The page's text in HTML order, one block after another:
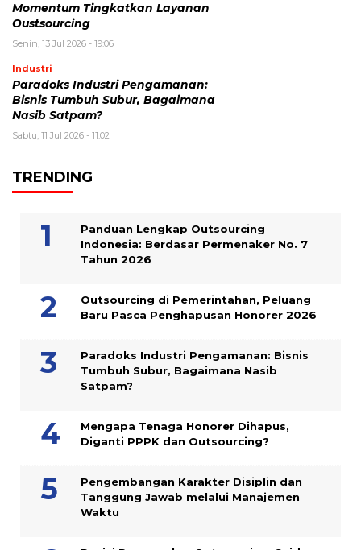
Momentum Tingkatkan Layanan
Oustsourcing
Senin, 13 Jul 2026 - 19:06
Industri
Paradoks Industri Pengamanan:
Bisnis Tumbuh Subur, Bagaimana
Nasib Satpam?
Sabtu, 11 Jul 2026 - 11:02
TRENDING
Panduan Lengkap Outsourcing
Indonesia: Berdasar Permenaker No. 7
Tahun 2026
Outsourcing di Pemerintahan, Peluang
Baru Pasca Penghapusan Honorer 2026
Paradoks Industri Pengamanan: Bisnis
Tumbuh Subur, Bagaimana Nasib
Satpam?
Mengapa Tenaga Honorer Dihapus,
Diganti PPPK dan Outsourcing?
Pengembangan Karakter Disiplin dan
Tanggung Jawab melalui Manajemen
Waktu